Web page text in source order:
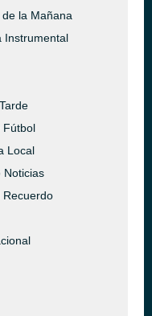
la Mañana
Instrumental
Fútbol
Local
Noticias
Recuerdo